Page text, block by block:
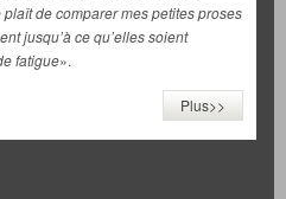
plaît de comparer mes petites proses
jusqu’à ce qu’elles soient
fatigue».
Plus>>